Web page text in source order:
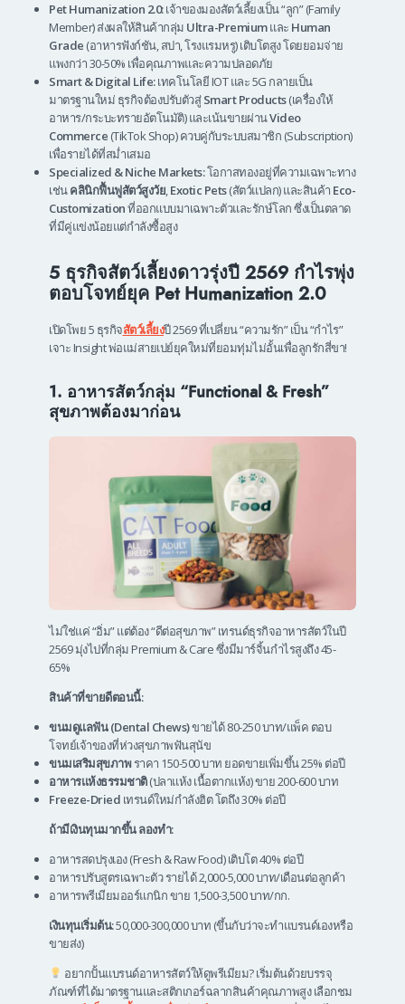
Pet Humanization 2.0:เจ้าของมองสัตว์เลี้ยงเป็น “ลูก” (Family
Member) ส่งผลให้สินค้ากลุ่ม Ultra-Premiumและ Human
Grade (อาหารฟังก์ชัน, สปา, โรงแรมหรู) เติบโตสูง โดยยอมจ่าย
แพงกว่า 30-50% เพื่อคุณภาพและความปลอดภัย
Smart & Digital Life:เทคโนโลยี IOT และ 5G กลายเป็น
มาตรฐานใหม่ ธุรกิจต้องปรับตัวสู่Smart Products(เครื่องให้
อาหาร/กระบะทรายอัตโนมัติ) และเน้นขายผ่านVideo
Commerce (TikTok Shop) ควบคู่กับระบบสมาชิก (Subscription)
เพื่อรายได้ที่สม่ำเสมอ
Specialized & Niche Markets:โอกาสทองอยู่ที่ความเฉพาะทาง
เช่นคลินิกฟื้นฟูสัตว์สูงวัย,Exotic Pets(สัตว์แปลก) และสินค้า Eco-
Customizationที่ออกแบบมาเฉพาะตัวและรักษ์โลก ซึ่งเป็นตลาด
ที่มีคู่แข่งน้อยแต่กำลังซื้อสูง
5 ธุรกิจสัตว์เลี้ยงดาวรุ่งปี 2569 กำไรพุ่ง
ตอบโจทย์ยุค Pet Humanization 2.0
เปิดโพย 5 ธุรกิจสัตว์เลี้ยงปี 2569 ที่เปลี่ยน “ความรัก” เป็น “กำไร”
เจาะ Insight พ่อแม่สายเปย์ยุคใหม่ที่ยอมทุ่มไม่อั้นเพื่อลูกรักสี่ขา!
1. อาหารสัตว์กลุ่ม “Functional & Fresh”
สุขภาพต้องมาก่อน
ไม่ใช่แค่ “อิ่ม” แต่ต้อง “ดีต่อสุขภาพ” เทรนด์ธุรกิจอาหารสัตว์ในปี
2569 มุ่งไปที่กลุ่ม Premium & Care ซึ่งมีมาร์จิ้นกำไรสูงถึง 45-
65%
สินค้าที่ขายดีตอนนี้:
ขนมดูแลฟัน (Dental Chews)ขายได้ 80-250 บาท/แพ็ค ตอบ
โจทย์เจ้าของที่ห่วงสุขภาพฟันสุนัข
ขนมเสริมสุขภาพราคา 150-500 บาท ยอดขายเพิ่มขึ้น 25% ต่อปี
อาหารแห้งธรรมชาติ(ปลาแห้ง เนื้อตากแห้ง) ขาย 200-600 บาท
Freeze-Dried เทรนด์ใหม่กำลังฮิต โตถึง 30% ต่อปี
ถ้ามีเงินทุนมากขึ้น ลองทำ:
อาหารสดปรุงเอง (Fresh & Raw Food) เติบโต 40% ต่อปี
อาหารปรับสูตรเฉพาะตัว รายได้ 2,000-5,000 บาท/เดือนต่อลูกค้า
อาหารพรีเมียมออร์แกนิก ขาย 1,500-3,500 บาท/กก.
เงินทุนเริ่มต้น:50,000-300,000 บาท (ขึ้นกับว่าจะทำแบรนด์เองหรือ
ขายส่ง)
อยากปั้นแบรนด์อาหารสัตว์ให้ดูพรีเมียม? เริ่มต้นด้วยบรรจุ
ภัณฑ์ที่ได้มาตรฐานและสติกเกอร์ฉลากสินค้าคุณภาพสูง เลือกชม